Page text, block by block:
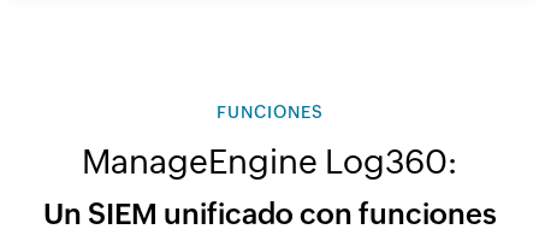
FUNCIONES
ManageEngine Log360:
Un SIEM unificado con funciones